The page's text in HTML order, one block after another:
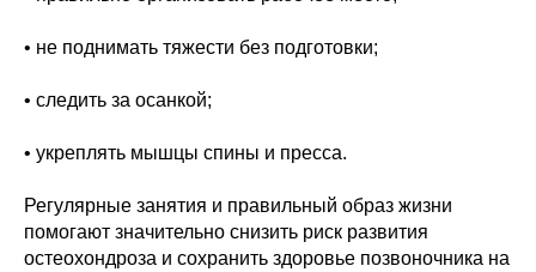
• не поднимать тяжести без подготовки;
• следить за осанкой;
• укреплять мышцы спины и пресса.
Регулярные занятия и правильный образ жизни
помогают значительно снизить риск развития
остеохондроза и сохранить здоровье позвоночника на